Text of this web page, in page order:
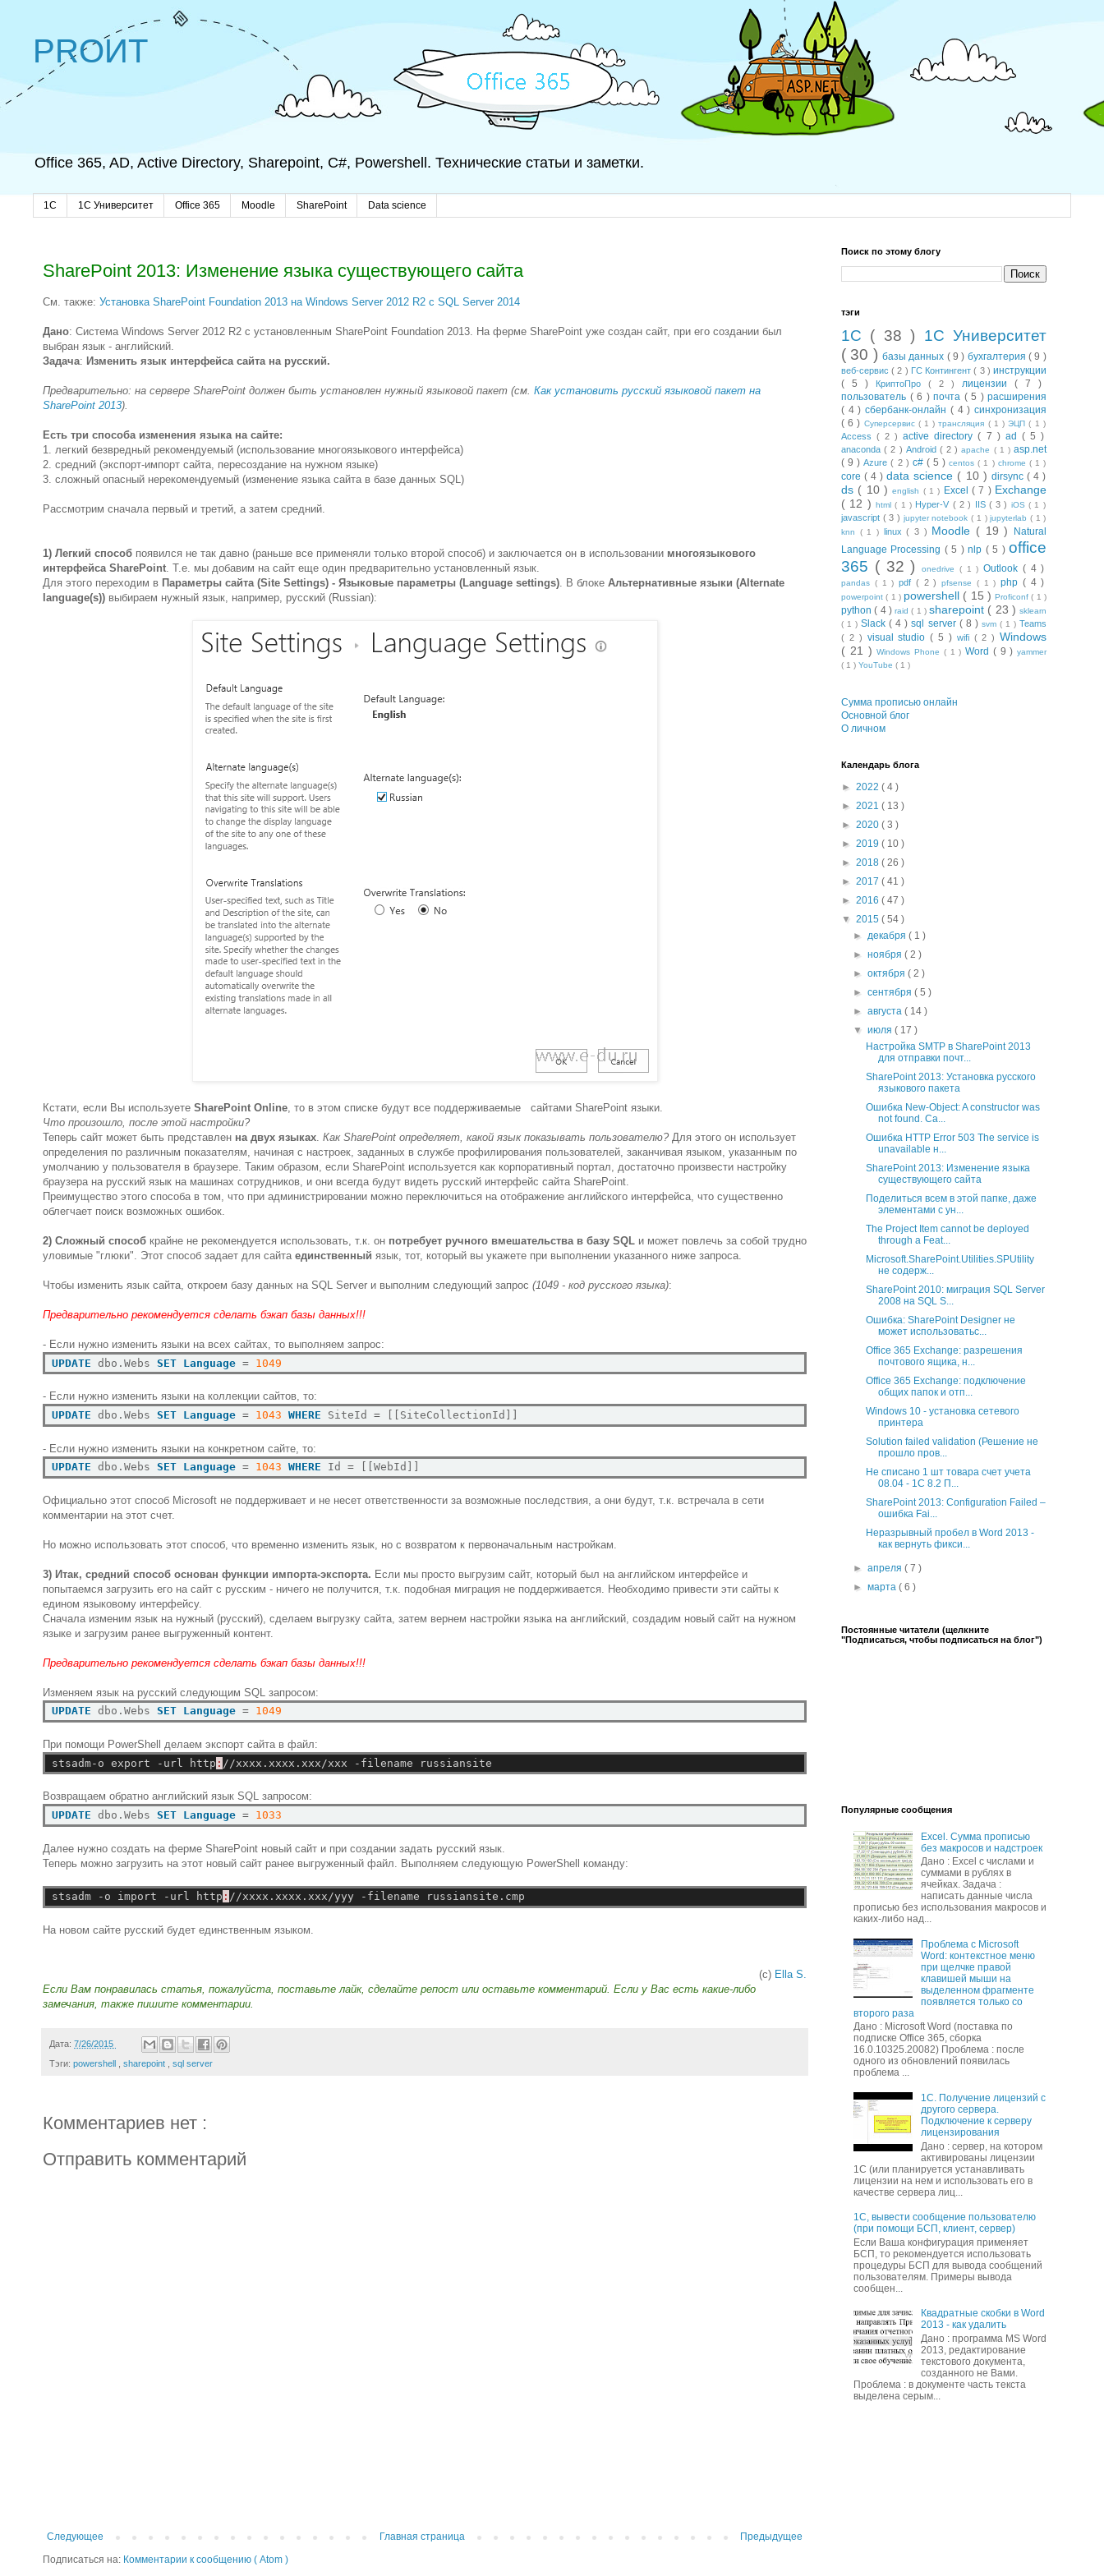
PROИТ
Office 365, AD, Active Directory, Sharepoint, C#, Powershell. Технические статьи и заметки.
1C 1С Университет Office 365 Moodle SharePoint Data science
SharePoint 2013: Изменение языка существующего сайта
См. также: Установка SharePoint Foundation 2013 на Windows Server 2012 R2 с SQL Server 2014
Дано: Система Windows Server 2012 R2 с установленным SharePoint Foundation 2013. На ферме SharePoint уже создан сайт, при его создании был
выбран язык - английский.
Задача: Изменить язык интерфейса сайта на русский.
Предварительно: на сервере SharePoint должен быть установлен нужный языковой пакет (cм. Как установить русский языковой пакет на
SharePoint 2013).
Есть три способа изменения языка на сайте:
1. легкий безвредный рекомендуемый (использование многоязыкового интерфейса)
2. средний (экспорт-импорт сайта, пересоздание на нужном языке)
3. сложный опасный нерекомендуемый (изменение языка сайта в базе данных SQL)
Рассмотрим сначала первый и третий, а затем средний.
1) Легкий способ появился не так давно (раньше все применяли только второй способ) и заключается он в использовании многоязыкового
интерфейса SharePoint. Т.е. мы добавим на сайт еще один предварительно установленный язык.
Для этого переходим в Параметры сайта (Site Settings) - Языковые параметры (Language settings). В блоке Альтернативные языки (Alternate
language(s)) выбираем нужный язык, например, русский (Russian):
Кстати, если Вы используете SharePoint Online, то в этом списке будут все поддерживаемые сайтами SharePoint языки.
Что произошло, после этой настройки?
Теперь сайт может быть представлен на двух языках. Как SharePoint определяет, какой язык показывать пользователю? Для этого он использует
определения по различным показателям, начиная с настроек, заданных в службе профилирования пользователей, заканчивая языком, указанным по
умолчанию у пользователя в браузере. Таким образом, если SharePoint используется как корпоративный портал, достаточно произвести настройку
браузера на русский язык на машинах сотрудников, и они всегда будут видеть русский интерфейс сайта SharePoint.
Преимущество этого способа в том, что при администрировании можно переключиться на отображение английского интерфейса, что существенно
облегчает поиск возможных ошибок.
2) Сложный способ крайне не рекомендуется использовать, т.к. он потребует ручного вмешательства в базу SQL и может повлечь за собой трудно
уловимые "глюки". Этот способ задает для сайта единственный язык, тот, который вы укажете при выполнении указанного ниже запроса.
Чтобы изменить язык сайта, откроем базу данных на SQL Server и выполним следующий запрос (1049 - код русского языка):
Предварительно рекомендуется сделать бэкап базы данных!!!
- Если нужно изменить языки на всех сайтах, то выполняем запрос:
UPDATE dbo.Webs SET Language = 1049
- Если нужно изменить языки на коллекции сайтов, то:
UPDATE dbo.Webs SET Language = 1043 WHERE SiteId =
- Если нужно изменить языки на конкретном сайте, то:
UPDATE dbo.Webs SET Language = 1043 WHERE Id =
Официально этот способ Microsoft не поддерживает и не несет ответственности за возможные последствия, а они будут, т.к. встречала в сети
комментарии на этот счет.
Но можно использовать этот способ, что временно изменить язык, но с возвратом к первоначальным настройкам.
3) Итак, средний способ основан функции импорта-экспорта. Если мы просто выгрузим сайт, который был на английском интерфейсе и
попытаемся загрузить его на сайт с русским - ничего не получится, т.к. подобная миграция не поддерживается. Необходимо привести эти сайты к
едином языковому интерфейсу.
Сначала изменим язык на нужный (русский), сделаем выгрузку сайта, затем вернем настройки языка на английский, создадим новый сайт на нужном
языке и загрузим ранее выгруженный контент.
Предварительно рекомендуется сделать бэкап базы данных!!!
Изменяем язык на русский следующим SQL запросом:
UPDATE dbo.Webs SET Language = 1049
При помощи PowerShell делаем экспорт сайта в файл:
stsadm-o export -url http : //xxxx.xxxx.xxx/xxx -filename russiansite
Возвращаем обратно английский язык SQL запросом:
UPDATE dbo.Webs SET Language = 1033
Далее нужно создать на ферме SharePoint новый сайт и при создании задать русский язык.
Теперь можно загрузить на этот новый сайт ранее выгруженный файл. Выполняем следующую PowerShell команду:
stsadm -o import -url http : //xxxx.xxxx.xxx/yyy -filename russiansite.cmp
На новом сайте русский будет единственным языком.
(с) Ella S.
Если Вам понравилась статья, пожалуйста, поставьте лайк, сделайте репост или оставьте комментарий. Если у Вас есть какие-либо
замечания, также пишите комментарии.
Дата: 7/26/2015
Тэги: powershell sharepoint sql server
Комментариев нет :
Отправить комментарий
Следующее Предыдущее
Главная страница
Подписаться на: Комментарии к сообщению ( Atom )
Поиск по этому блогу
тэги
1С ( 38 ) 1С Университет
( 30 ) базы данных ( 9 ) бухгалтерия( 9 )
веб-сервис( 2 ) ГС Контингент( 3 )инструкции
( 5 )
КриптоПро ( 2 ) лицензии ( 7 )
пользователь ( 6 ) почта ( 5 ) расширения
( 4 )сбербанк-онлайн ( 4 )синхронизация
( 6 ) Суперсервис ( 1 )трансляция ( 1 )ЭЦП( 1 )
Access( 2 )active directory( 7 ) ad ( 5 )
anaconda( 2 ) Android ( 2 )apache ( 1 )asp.net
( 9 )Azure( 2 ) c# ( 5 )centos( 1 ) chrome ( 1 )
core( 4 )data science ( 10 ) dirsync ( 4 )
ds ( 10 )english ( 1 ) Excel( 7 ) Exchange
( 12 )
html( 1 ) Hyper-V ( 2 ) IIS ( 3 ) iOS( 1 )
javascript ( 3 ) jupyter notebook( 1 )jupyterlab ( 1 )
knn ( 1 ) linux( 3 ) Moodle ( 19 )
Natural
Language Processing ( 5 )nlp ( 5 )office
365 ( 32 ) onedrive ( 1 ) Outlook ( 4 )
pandas ( 1 ) pdf ( 2 ) pfsense ( 1 ) php ( 4 )
powerpoint( 1 ) powershell ( 15 ) Proficonf( 1 )
python( 4 ) raid( 1 ) sharepoint ( 23 ) sklearn
( 1 )Slack( 4 )sql server ( 8 ) svm ( 1 ) Teams
( 2 ) visual studio( 5 ) wifi ( 2 )Windows
( 21 )Windows Phone ( 1 ) Word ( 9 ) yammer
( 1 ) YouTube ( 1 )
Сумма прописью онлайн
Основной блог
О личном
Календарь блога
► 2022 ( 4 )
► 2021 ( 13 )
► 2020 ( 3 )
► 2019 ( 10 )
► 2018 ( 26 )
► 2017 ( 41 )
► 2016 ( 47 )
▼ 2015 ( 54 )
►декабря( 1 )
►ноября( 2 )
►октября( 2 )
►сентября( 5 )
►августа( 14 )
▼июля( 17 )
Настройка SMTP в SharePoint 2013
для отправки почт...
SharePoint 2013: Установка русского
языкового пакета
Ошибка New-Object: A constructor was
not found. Ca...
Ошибка HTTP Error 503 The service is
unavailable н...
SharePoint 2013: Изменение языка
существующего сайта
Поделиться всем в этой папке, даже
элементами с ун...
The Project Item cannot be deployed
through a Feat...
Microsoft.SharePoint.Utilities.SPUtility
не содерж...
SharePoint 2010: миграция SQL Server
2008 на SQL S...
Ошибка: SharePoint Designer не
может использоватьс...
Office 365 Exchange: разрешения
почтового ящика, н...
Office 365 Exchange: подключение
общих папок и отп...
Windows 10 - установка сетевого
принтера
Solution failed validation (Решение не
прошло пров...
Не списано 1 шт товара счет учета
08.04 - 1С 8.2 П...
SharePoint 2013: Configuration Failed –
ошибка Fai...
Неразрывный пробел в Word 2013 -
как вернуть фикси...
►апреля( 7 )
►марта( 6 )
Постоянные читатели (щелкните
"Подписаться, чтобы подписаться на блог")
Популярные сообщения
Excel. Сумма прописью
без макросов и надстроек
Дано : Excel c числами и
суммами в рублях в
ячейках. Задача :
написать данные числа
прописью без использования макросов и
каких-либо над...
Проблема с Microsoft
Word: контекстное меню
при щелчке правой
клавишей мыши на
выделенном фрагменте
появляется только со
второго раза
Дано : Microsoft Word (поставка по
подписке Office 365, сборка
16.0.10325.20082) Проблема : после
одного из обновлений появилась
проблема ...
1С. Получение лицензий с
другого сервера.
Подключение к серверу
лицензирования
Дано : сервер, на котором
активированы лицензии
1С (или планируется устанавливать
лицензии на нем и использовать его в
качестве сервера лиц...
1С, вывести сообщение пользователю
(при помощи БСП, клиент, сервер)
Если Ваша конфигурация применяет
БСП, то рекомендуется использовать
процедуры БСП для вывода сообщений
пользователям. Примеры вывода
сообщен...
Квадратные скобки в Word
2013 - как удалить
Дано : программа MS Word
2013, редактирование
текстового документа,
созданного не Вами.
Проблема : в документе часть текста
выделена серым...